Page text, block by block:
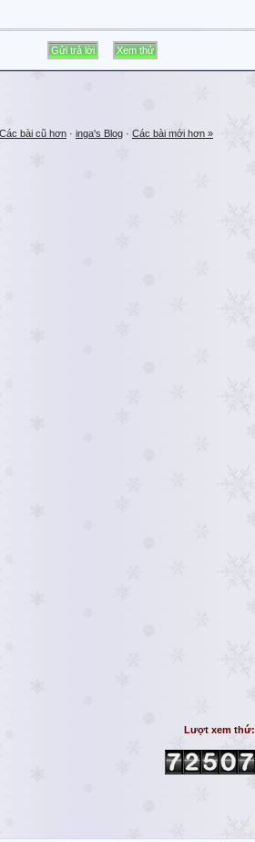
bài cũ hơn · inga's Blog · Các bài mới hơn »
Lượt xem thứ: